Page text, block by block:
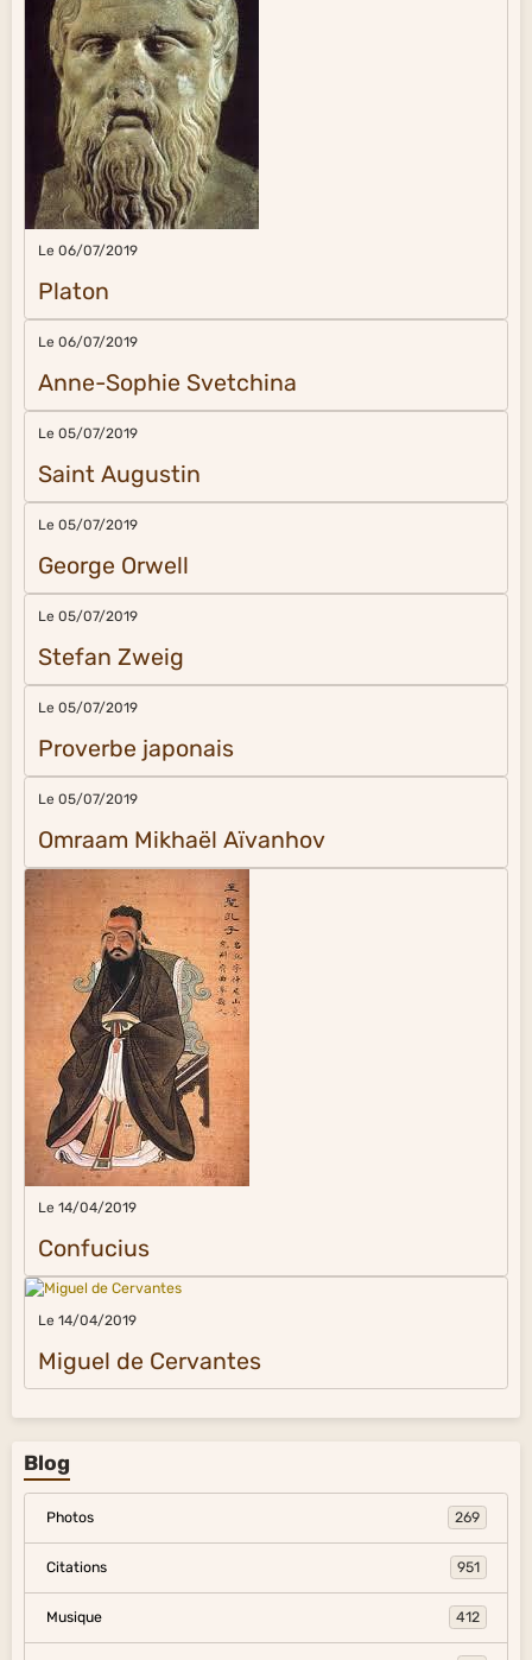
Le 06/07/2019
Platon
Le 06/07/2019
Anne-Sophie Svetchina
Le 05/07/2019
Saint Augustin
Le 05/07/2019
George Orwell
Le 05/07/2019
Stefan Zweig
Le 05/07/2019
Proverbe japonais
Le 05/07/2019
Omraam Mikhaël Aïvanhov
Le 14/04/2019
Confucius
Le 14/04/2019
Miguel de Cervantes
Blog
Photos 269
Citations 951
Musique 412